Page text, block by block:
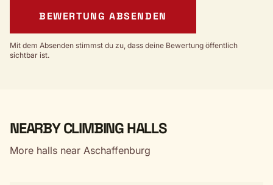
BEWERTUNG ABSENDEN
Mit dem Absenden stimmst du zu, dass deine Bewertung öffentlich
sichtbar ist.
NEARBY CLIMBING HALLS
More halls near Aschaffenburg